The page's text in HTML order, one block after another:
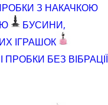
З НАКАЧКОЮ
БУСИНИ,
ІГРАШОК
ПРОБКИ БЕЗ ВІБРАЦІЇ